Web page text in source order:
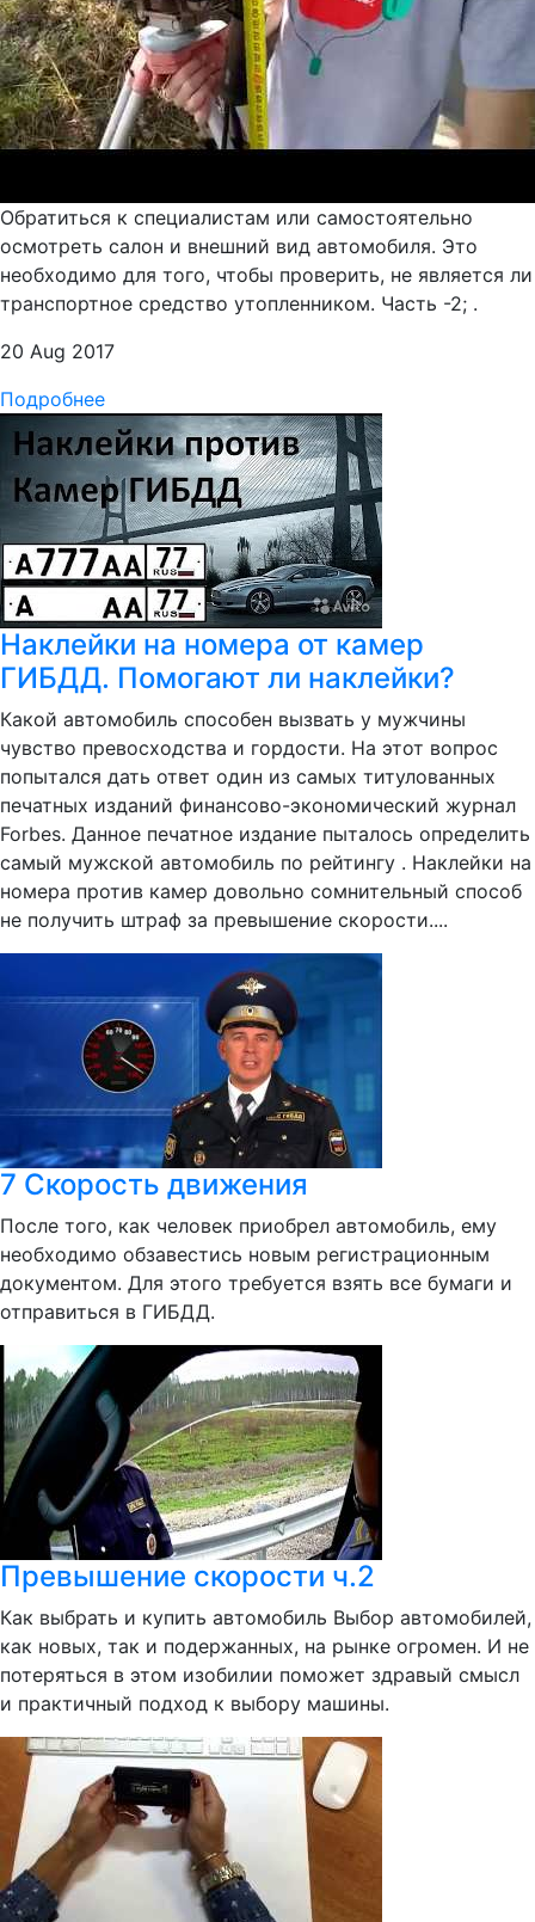
Обратиться к специалистам или самостоятельно
осмотреть салон и внешний вид автомобиля. Это
необходимо для того, чтобы проверить, не является ли
транспортное средство утопленником. Часть -2; .
20 Aug 2017
Подробнее
Наклейки на номера от камер
ГИБДД. Помогают ли наклейки?
Какой автомобиль способен вызвать у мужчины
чувство превосходства и гордости. На этот вопрос
попытался дать ответ один из самых титулованных
печатных изданий финансово-экономический журнал
Forbes. Данное печатное издание пыталось определить
самый мужской автомобиль по рейтингу . Наклейки на
номера против камер довольно сомнительный способ
не получить штраф за превышение скорости....
7 Скорость движения
После того, как человек приобрел автомобиль, ему
необходимо обзавестись новым регистрационным
документом. Для этого требуется взять все бумаги и
отправиться в ГИБДД.
Превышение скорости ч.2
Как выбрать и купить автомобиль Выбор автомобилей,
как новых, так и подержанных, на рынке огромен. И не
потеряться в этом изобилии поможет здравый смысл
и практичный подход к выбору машины.